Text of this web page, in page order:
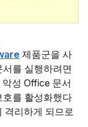
제품군을 사
를 실행하려면
성 Office 문서
를 활성화했다
격리하게 되므로